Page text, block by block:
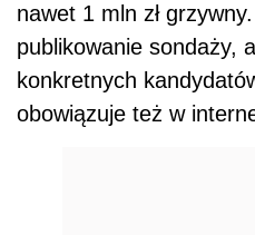
nawet 1 mln zł
publikowanie sondaży,
konkretnych
obowiązuje też w